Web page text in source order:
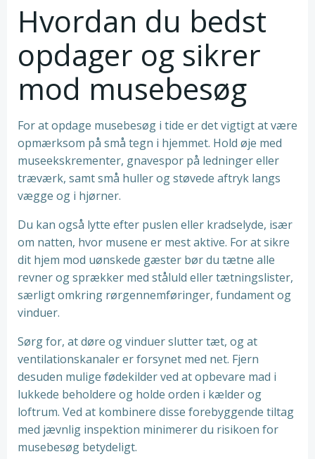
Hvordan du bedst
opdager og sikrer
mod musebesøg
For at opdage musebesøg i tide er det vigtigt at være
opmærksom på små tegn i hjemmet. Hold øje med
museekskrementer, gnavespor på ledninger eller
træværk, samt små huller og støvede aftryk langs
vægge og i hjørner.
Du kan også lytte efter puslen eller kradselyde, især
om natten, hvor musene er mest aktive. For at sikre
dit hjem mod uønskede gæster bør du tætne alle
revner og sprækker med ståluld eller tætningslister,
særligt omkring rørgennemføringer, fundament og
vinduer.
Sørg for, at døre og vinduer slutter tæt, og at
ventilationskanaler er forsynet med net. Fjern
desuden mulige fødekilder ved at opbevare mad i
lukkede beholdere og holde orden i kælder og
loftrum. Ved at kombinere disse forebyggende tiltag
med jævnlig inspektion minimerer du risikoen for
musebesøg betydeligt.